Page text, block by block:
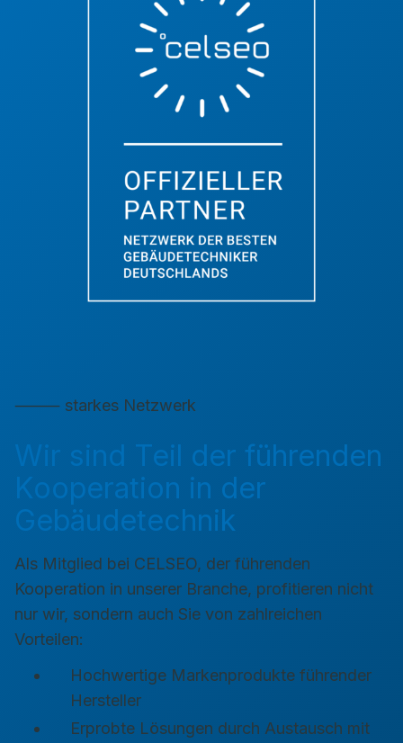
⸻ starkes Netzwerk
Wir sind Teil der führenden
Kooperation in der
Gebäudetechnik
Als Mitglied bei CELSEO, der führenden
Kooperation in unserer Branche, profitieren nicht
nur wir, sondern auch Sie von zahlreichen
Vorteilen:
Hochwertige Markenprodukte führender
Hersteller
Erprobte Lösungen durch Austausch mit